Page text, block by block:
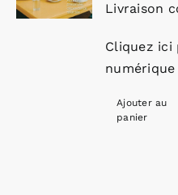
Livraison
Cliquez ici
numérique
Ajouter au
panier